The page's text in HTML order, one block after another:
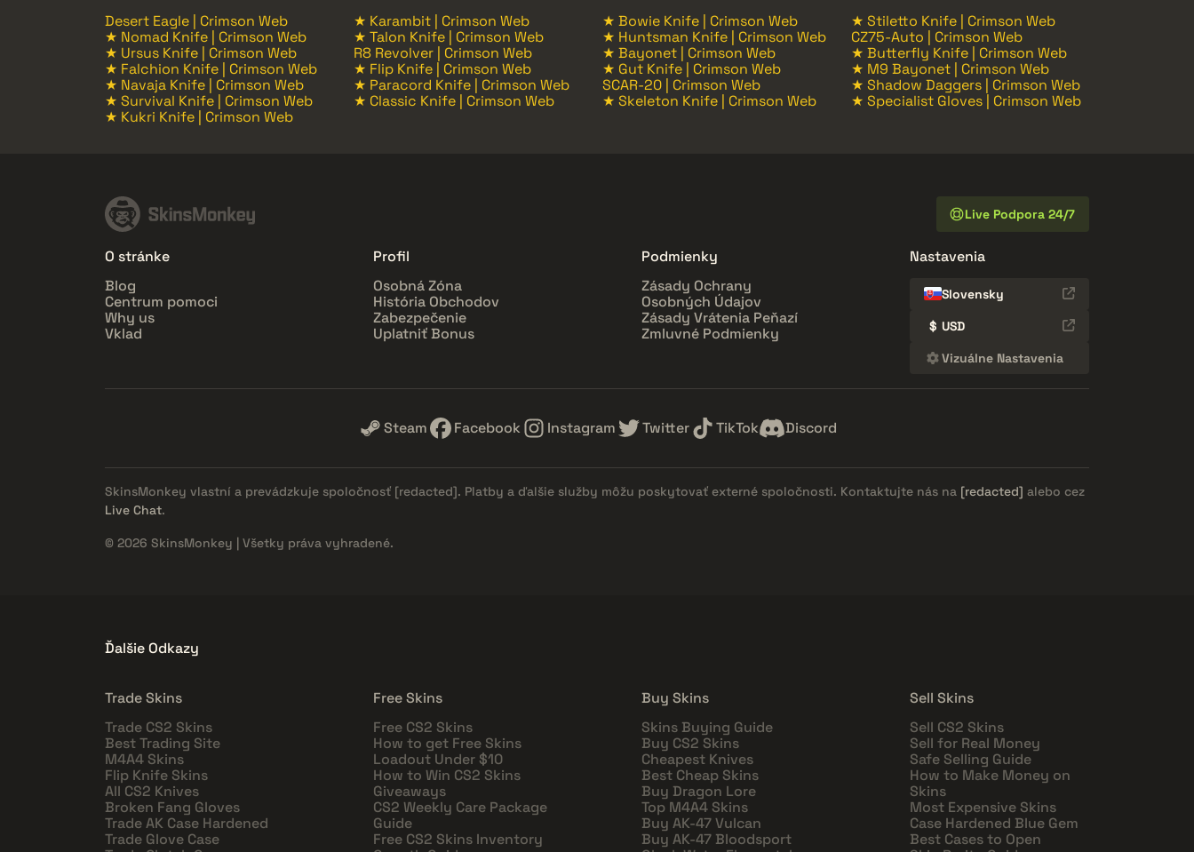
Desert Eagle | Crimson Web ★ Karambit | Crimson Web ★ Bowie Knife | Crimson Web
★ Stiletto Knife | Crimson Web
★ Nomad Knife | Crimson Web
★ Talon Knife | Crimson Web ★ Huntsman Knife | Crimson Web
CZ75-Auto | Crimson Web
★ Ursus Knife | Crimson Web
R8 Revolver | Crimson Web ★ Bayonet | Crimson Web
★ Butterfly Knife | Crimson Web
★ Falchion Knife | Crimson Web
★ Flip Knife | Crimson Web ★ Gut Knife | Crimson Web
★ M9 Bayonet | Crimson Web
★ Navaja Knife | Crimson Web
★ Paracord Knife | Crimson Web SCAR-20 | Crimson Web
★ Shadow Daggers | Crimson Web
★ Survival Knife | Crimson Web
★ Classic Knife | Crimson Web ★ Skeleton Knife | Crimson Web
★ Specialist Gloves | Crimson Web
★ Kukri Knife | Crimson Web
Live Podpora 24/7
O stránke
Blog
Centrum pomoci
Why us
Vklad
Profil
Osobná Zóna
História Obchodov
Zabezpečenie
Uplatniť Bonus
Podmienky
Zásady Ochrany
Osobných Údajov
Zásady Vrátenia Peňazí
Zmluvné Podmienky
Nastavenia
Slovensky
$ USD
Vizuálne Nastavenia
Steam Facebook Instagram Twitter TikTok Discord
SkinsMonkey vlastní a prevádzkuje spoločnosť [redacted]. Platby a ďalšie služby môžu poskytovať externé spoločnosti. Kontaktujte nás na [redacted] alebo cez
Live Chat.
© 2026 SkinsMonkey | Všetky práva vyhradené.
Ďalšie Odkazy
Trade Skins
Trade CS2 Skins
Best Trading Site
M4A4 Skins
Flip Knife Skins
All CS2 Knives
Broken Fang Gloves
Trade AK Case Hardened
Trade Glove Case
Free Skins
Free CS2 Skins
How to get Free Skins
Loadout Under $10
How to Win CS2 Skins
Giveaways
CS2 Weekly Care Package
Guide
Free CS2 Skins Inventory
Buy Skins
Skins Buying Guide
Buy CS2 Skins
Cheapest Knives
Best Cheap Skins
Buy Dragon Lore
Top M4A4 Skins
Buy AK-47 Vulcan
Buy AK-47 Bloodsport
Sell Skins
Sell CS2 Skins
Sell for Real Money
Safe Selling Guide
How to Make Money on
Skins
Most Expensive Skins
Case Hardened Blue Gem
Best Cases to Open